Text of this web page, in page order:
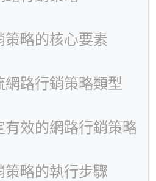
策略的核心要素
網路行銷策略類型
有效的網路行銷策略
策略的執行步驟